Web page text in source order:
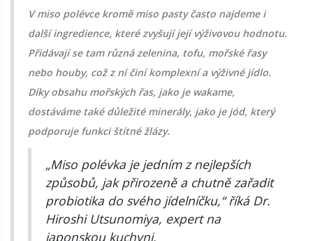
V miso polévce kromě miso pasty často najdeme i
další ingredience, které zvyšují její výživovou hodnotu.
Přidávají se tam různá zelenina, tofu, mořské řasy
nebo houby, což z ní činí komplexní a výživné jídlo.
Díky obsahu mořských řas, jako je wakame,
dostáváme také důležité minerály, jako je jód, který
podporuje funkci štítné žlázy.
„Miso polévka je jedním z nejlepších
způsobů, jak přirozeně a chutně zařadit
probiotika do svého jídelníčku,“ říká Dr.
Hiroshi Utsunomiya, expert na
japonskou kuchyni.